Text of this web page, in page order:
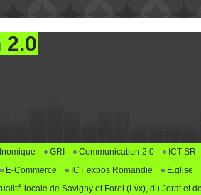
2.0
GRI Communication 2.0 ICT-SR
E-Commerce ICT expos Romandie E.glise
locale de Savigny et Forel (Lvx), du Jorat et